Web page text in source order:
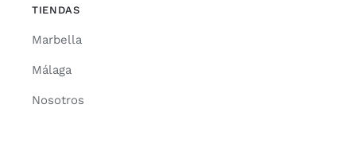
TIENDAS
Marbella
Málaga
Nosotros